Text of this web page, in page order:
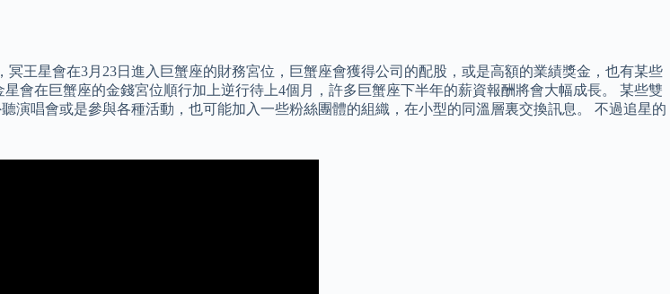
王星會在3月23日進入巨蟹座的財務宮位，巨蟹座會獲得公司的配股，或是高額的業績獎金，也有某些
會在巨蟹座的金錢宮位順行加上逆行待上4個月，許多巨蟹座下半年的薪資報酬將會大幅成長。 某些雙
演唱會或是參與各種活動，也可能加入一些粉絲團體的組織，在小型的同溫層裏交換訊息。 不過追星的